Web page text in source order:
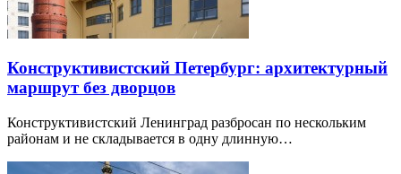
Конструктивистский Петербург: архитектурный
маршрут без дворцов
Конструктивистский Ленинград разбросан по нескольким
районам и не складывается в одну длинную…